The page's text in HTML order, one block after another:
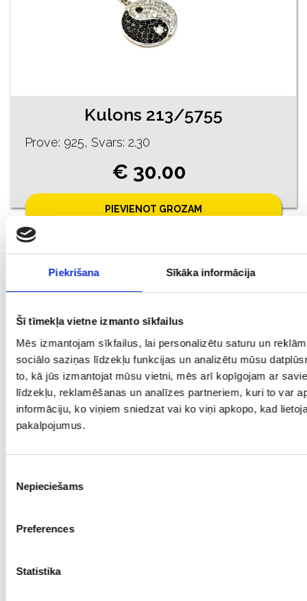
Piekrišana Sīkāka informācija
Šī tīmekļa vietne izmanto sīkfailus
Mēs izmantojam sīkfailus, lai personalizētu saturu un
sociālo saziņas līdzekļu funkcijas un analizētu mūsu
to, kā jūs izmantojat mūsu vietni, mēs arī kopīgojam ar
līdzekļu, reklamēšanas un analīzes partneriem, kuri to var
informāciju, ko viņiem sniedzat vai ko viņi apkopo, kad
pakalpojumus.
izvēle
Nepieciešams
Preferences
Statistika
Kulons 213/5755
Prove: 925, Svars: 2.30
€ 30.00
PIEVIENOT GROZAM
Kulons 205/0955
Prove: 925, Svars: 1.17
€ 30.00